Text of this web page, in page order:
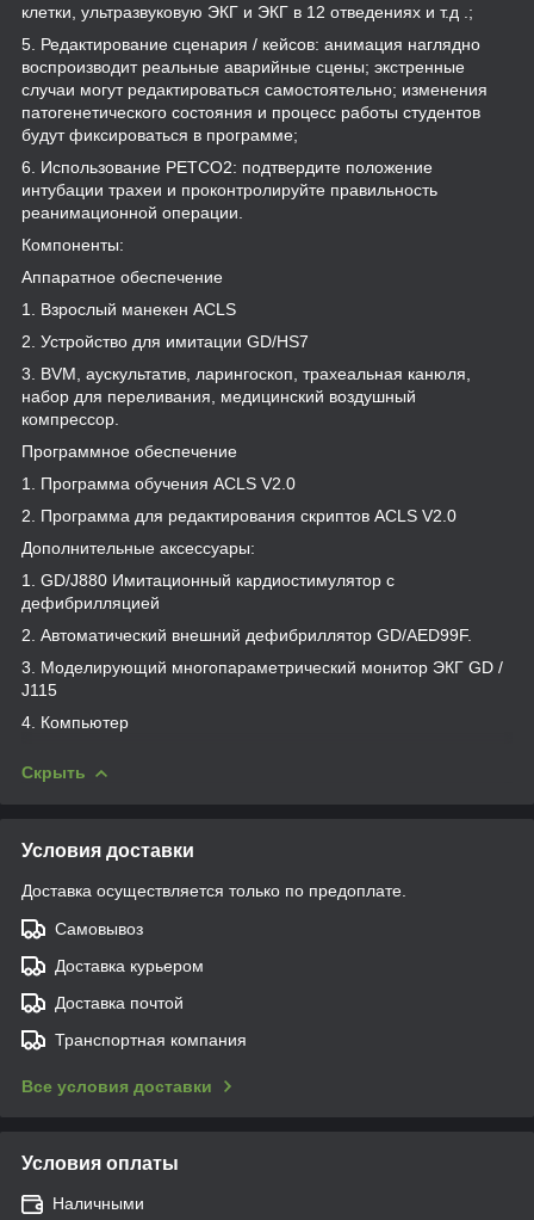
клетки, ультразвуковую ЭКГ и ЭКГ в 12 отведениях и т.д .;
5. Редактирование сценария / кейсов: анимация наглядно
воспроизводит реальные аварийные сцены; экстренные
случаи могут редактироваться самостоятельно; изменения
патогенетического состояния и процесс работы студентов
будут фиксироваться в программе;
6. Использование PETCO2: подтвердите положение
интубации трахеи и проконтролируйте правильность
реанимационной операции.
Компоненты:
Аппаратное обеспечение
1. Взрослый манекен ACLS
2. Устройство для имитации GD/HS7
3. BVM, аускультатив, ларингоскоп, трахеальная канюля,
набор для переливания, медицинский воздушный
компрессор.
Программное обеспечение
1. Программа обучения ACLS V2.0
2. Программа для редактирования скриптов ACLS V2.0
Дополнительные аксессуары:
1. GD/J880 Имитационный кардиостимулятор с
дефибрилляцией
2. Автоматический внешний дефибриллятор GD/AED99F.
3. Моделирующий многопараметрический монитор ЭКГ GD /
J115
4. Компьютер
Скрыть
Условия доставки
Доставка осуществляется только по предоплате.
Самовывоз
Доставка курьером
Доставка почтой
Транспортная компания
Все условия доставки
Условия оплаты
Наличными